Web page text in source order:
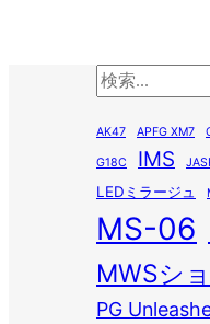
検
AK47 APFG XM7
G18C IMS
LEDミラージュ
MS-06
MWSシ
PG